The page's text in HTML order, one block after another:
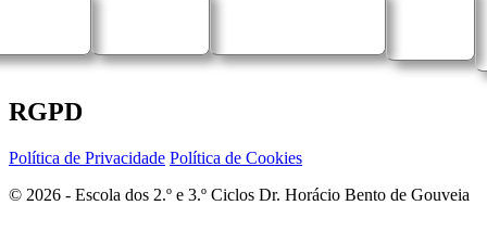
RGPD
Política de Privacidade Política de Cookies
© 2026 - Escola dos 2.º e 3.º Ciclos Dr. Horácio Bento de Gouveia